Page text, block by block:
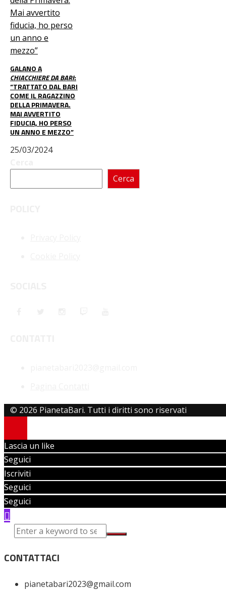
GALANO A
CHIACCHIERE DA BARI:
“TRATTATO DAL BARI
COME IL RAGAZZINO
DELLA PRIMAVERA.
MAI AVVERTITO
FIDUCIA, HO PERSO
UN ANNO E MEZZO”
25/03/2024
Cerca
© 2026 PianetaBari. Tutti i diritti sono riservati
Lascia un like
Seguici
Iscriviti
Seguici
Seguici
CONTATTACI
pianetabari2023@gmail.com